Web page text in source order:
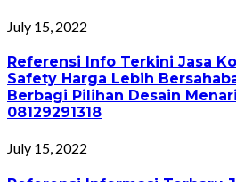
July 15, 2022
Referensi Info Terkini Jasa
Safety Harga Lebih
Berbagi Pilihan Desain
08129291318
July 15, 2022